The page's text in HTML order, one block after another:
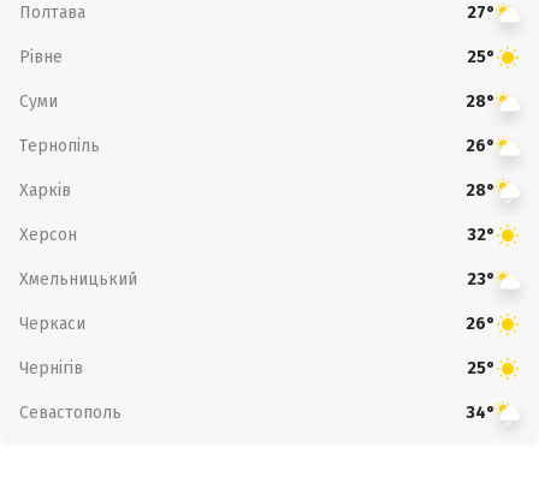
Полтава 27°
Рівне 25°
Суми 28°
Тернопіль 26°
Харків 28°
Херсон 32°
Хмельницький 23°
Черкаси 26°
Чернігів 25°
Севастополь 34°